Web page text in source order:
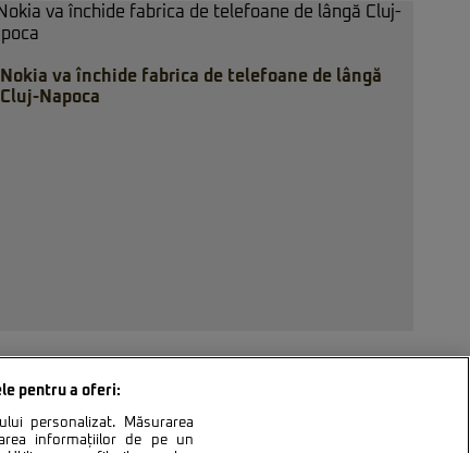
Nokia va închide fabrica de telefoane de lângă
Cluj-Napoca
pentru a oferi:
personalizat. Măsurarea
informațiilor de pe un